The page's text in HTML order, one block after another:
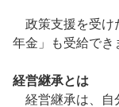
政策支援を受け
年金」も受給でき
経営継承とは
経営継承は、自